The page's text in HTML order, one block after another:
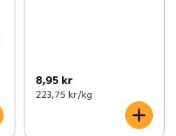
8,95 kr
223,75 kr /kg